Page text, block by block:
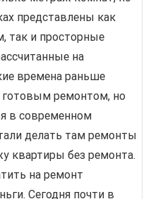
представлены как
так и просторные
на
времена раньше
готовым ремонтом, но
в современном
делать там ремонты
квартиры без ремонта.
на ремонт
Сегодня почти в